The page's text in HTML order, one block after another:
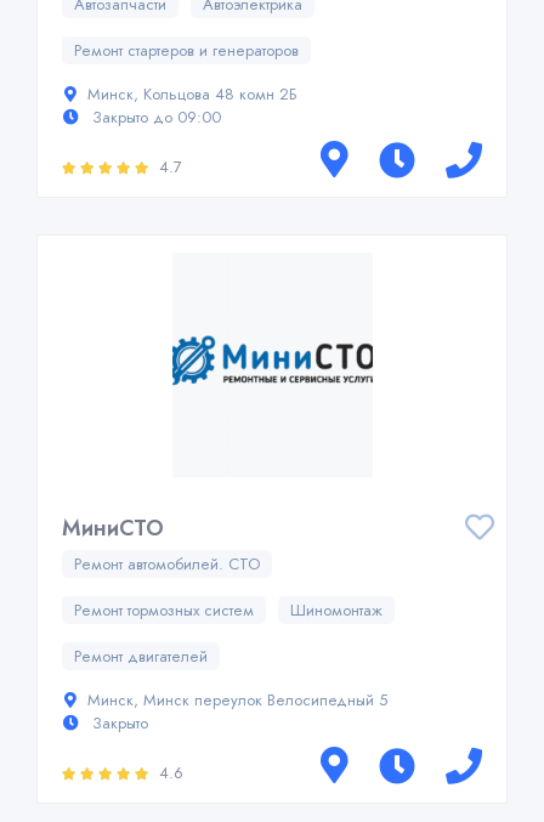
Ремонт стартеров и генераторов
Минск, Кольцова 48 комн 2Б
Закрыто до 09:00
4.7
МиниСТО
Ремонт автомобилей. СТО
Ремонт тормозных систем
Шиномонтаж
Ремонт двигателей
Минск, Минск переулок Велосипедный 5
Закрыто
4.6